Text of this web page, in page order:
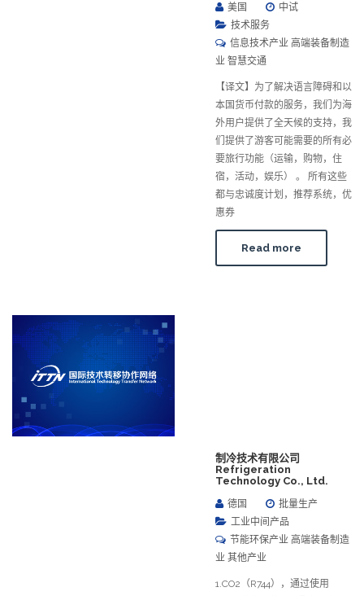
美国
中试
技术服务
信息技术产业 高端装备制造
业 智慧交通
【译文】为了解决语言障碍和以
本国货币付款的服务，我们为海
外用户提供了全天候的支持，我
们提供了游客可能需要的所有必
要旅行功能（运输，购物，住
宿，活动，娱乐） 。 所有这些
都与忠诚度计划，推荐系统，优
惠券
Read more
制冷技术有限公司
Refrigeration
Technology Co., Ltd.
德国
批量生产
工业中间产品
节能环保产业 高端装备制造
业 其他产业
1.CO2（R744），通过使用